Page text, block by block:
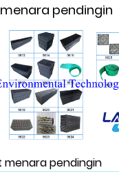
menara pendingin
menara pendingin